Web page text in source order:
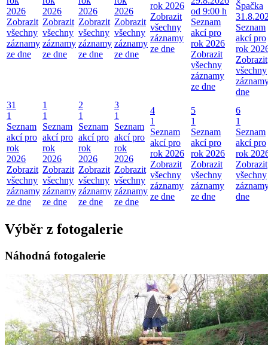
2026
Zobrazit
všechny
záznamy
ze dne
2026
Zobrazit
všechny
záznamy
ze dne
2026
Zobrazit
všechny
záznamy
ze dne
2026
Zobrazit
všechny
záznamy
ze dne
rok 2026
Zobrazit
všechny
záznamy
ze dne
od 9:00 h
Seznam
akcí pro
rok 2026
Zobrazit
všechny
záznamy
ze dne
Špačka
Seznam
akcí pro
rok
Zobrazit
všechny
dne
31
1
Seznam
akcí pro
rok
2026
Zobrazit
všechny
záznamy
ze dne
1
1
Seznam
akcí pro
rok
2026
Zobrazit
všechny
záznamy
ze dne
2
1
Seznam
akcí pro
rok
2026
Zobrazit
všechny
záznamy
ze dne
3
1
Seznam
akcí pro
rok
2026
Zobrazit
všechny
záznamy
ze dne
4
1
Seznam
akcí pro
rok 2026
Zobrazit
všechny
záznamy
ze dne
5
1
Seznam
akcí pro
rok 2026
Zobrazit
všechny
záznamy
ze dne
6
1
Seznam
akcí pro
rok
Zobrazit
všechny
dne
Výběr z fotogalerie
Náhodná fotogalerie